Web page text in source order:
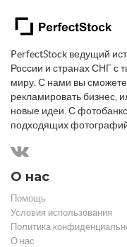
PerfectStock ведущий
России и странах СНГ с
миру. С нами вы
рекламировать бизнес,
новые идеи. С
подходящих фотографий
О нас
Помощь
Условия использования
Политика
О нас